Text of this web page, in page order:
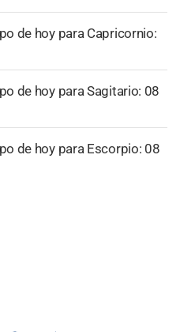
de hoy para Capricornio:
de hoy para Sagitario: 08
de hoy para Escorpio: 08